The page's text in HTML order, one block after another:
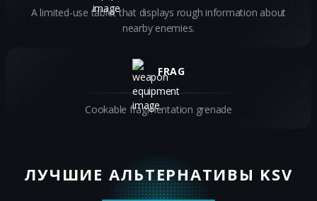
A limited-use tablet that displays rough information about
nearby enemies.
FRAG
Cookable fragmentation grenade
ЛУЧШИЕ АЛЬТЕРНАТИВЫ KSV